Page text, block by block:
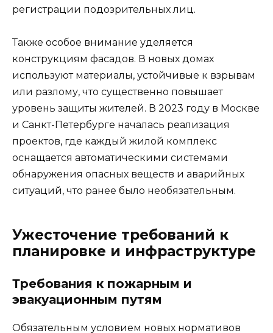
регистрации подозрительных лиц.
Также особое внимание уделяется
конструкциям фасадов. В новых домах
используют материалы, устойчивые к взрывам
или разлому, что существенно повышает
уровень защиты жителей. В 2023 году в Москве
и Санкт-Петербурге началась реализация
проектов, где каждый жилой комплекс
оснащается автоматическими системами
обнаружения опасных веществ и аварийных
ситуаций, что ранее было необязательным.
Ужесточение требований к
планировке и инфраструктуре
Требования к пожарным и
эвакуационным путям
Обязательным условием новых нормативов